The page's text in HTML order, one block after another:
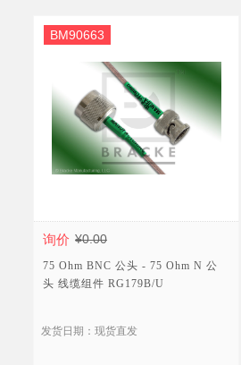
询价 ¥0.00
BM90663
75 Ohm BNC 公头 - 75 Ohm N 公
头 线缆组件 RG179B/U
发货日期：现货直发